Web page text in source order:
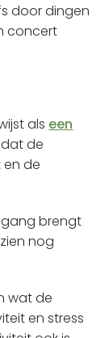
door dingen
concert
als een
de
de
gang brengt
nog
wat de
en stress